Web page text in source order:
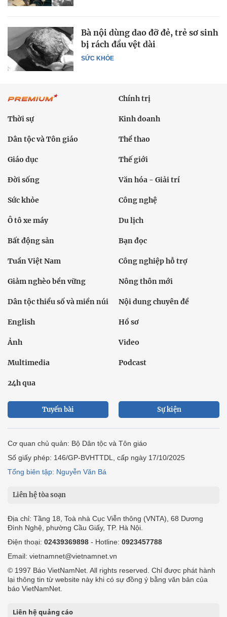
SỨC KHỎE
Bà nội dùng dao đỡ đẻ, trẻ sơ sinh
bị rách đầu vệt dài
Chính trị
Thời sự Kinh doanh
Dân tộc và Tôn giáo Thể thao
Giáo dục Thế giới
Đời sống Văn hóa - Giải trí
Sức khỏe Công nghệ
Ô tô xe máy Du lịch
Bất động sản Bạn đọc
Tuần Việt Nam Công nghiệp hỗ trợ
Giảm nghèo bền vững Nông thôn mới
Dân tộc thiểu số và miền núi Nội dung chuyên đề
English Hồ sơ
Ảnh Video
Multimedia Podcast
24h qua
Tuyến bài Sự kiện
Cơ quan chủ quản: Bộ Dân tộc và Tôn giáo
Số giấy phép: 146/GP-BVHTTDL, cấp ngày 17/10/2025
Tổng biên tập: Nguyễn Văn Bá
Liên hệ tòa soạn
Địa chỉ: Tầng 18, Toà nhà Cục Viễn thông (VNTA), 68 Dương
Đình Nghệ, phường Cầu Giấy, TP. Hà Nội.
Điện thoại: 02439369898 - Hotline: 0923457788
Email: vietnamnet@vietnamnet.vn
© 1997 Báo VietNamNet. All rights reserved. Chỉ được phát hành
lại thông tin từ website này khi có sự đồng ý bằng văn bản của
báo VietNamNet.
Liên hệ quảng cáo